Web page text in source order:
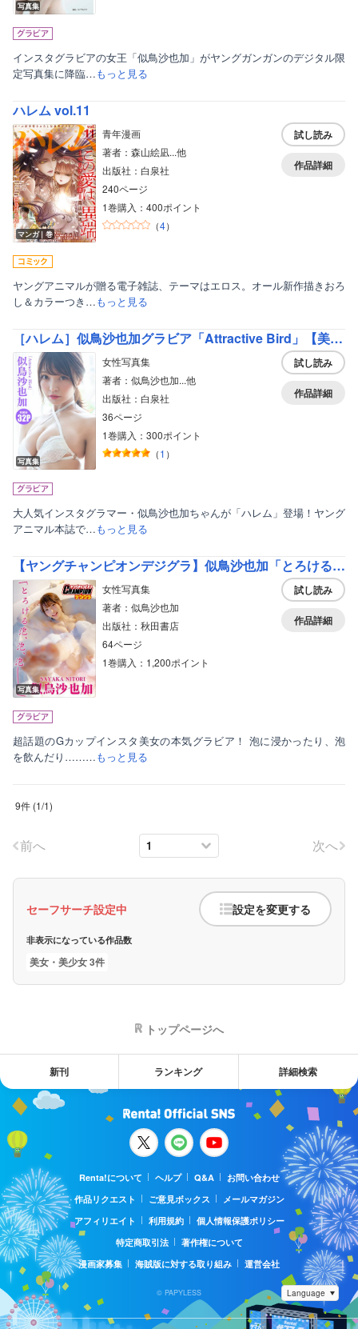
写真集
インスタグラビアの女王「似鳥沙也加」がヤングガンガンのデジタル限
定写真集に降臨…もっと見る
ハレム vol.11
マンガ｜巻
青年漫画
著者：森山絵凪...他
出版社：白泉社
240ページ
1巻購入：400ポイント
（4）
試し読み
作品詳細
ヤングアニマルが贈る電子雑誌、テーマはエロス。オール新作描きおろ
し＆カラーつき…もっと見る
［ハレム］似鳥沙也加グラビア「Attractive Bird」【美麗版32P】
写真集
女性写真集
著者：似鳥沙也加...他
出版社：白泉社
36ページ
1巻購入：300ポイント
（1 ）
試し読み
作品詳細
大人気インスタグラマー・似鳥沙也加ちゃんが「ハレム」登場！ヤング
アニマル本誌で…もっと見る
【ヤングチャンピオンデジグラ】似鳥沙也加「とろける泡、泡、泡――。」
写真集
女性写真集
著者：似鳥沙也加
出版社：秋田書店
64ページ
1巻購入：1,200ポイント
試し読み
作品詳細
超話題のGカップインスタ美女の本気グラビア！ 泡に浸かったり、泡
を飲んだり………もっと見る
9件 (1/1)
前へ 次へ
セーフサーチ設定中 設定を変更する
非表示になっている作品数
美女・美少女 3件
トップページへ
新刊 ランキング 詳細検索
Renta!について ヘルプ Q&A
お問い合わせ
作品リクエスト
ご意見ボックス
メールマガジン
アフィリエイト
利用規約
個人情報保護ポリシー
特定商取引法
著作権について
漫画家募集
海賊版に対する取り組み 運営会社
© PAPYLESS